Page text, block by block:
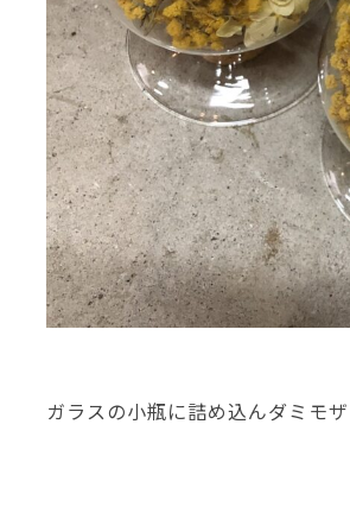
ガラスの小瓶に詰め込んダミモ